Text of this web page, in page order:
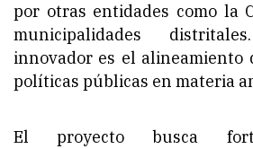
por otras entidades como la
municipalidades
innovador es el alineamiento
políticas públicas en materia
El proyecto busca